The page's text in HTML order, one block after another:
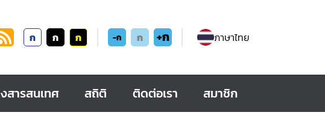
ก ก ก -ก ก +ก ภาษาไทย
สารสนเทศ สถิติ ติดต่อเรา สมาชิก